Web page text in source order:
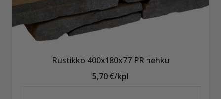
Rustikko 400x180x77 PR hehku
5,70 €/kpl